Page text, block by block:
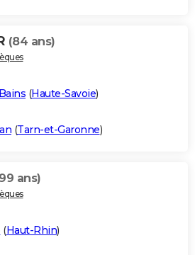
(84 ans)
(Haute-Savoie)
(Tarn-et-Garonne)
ans)
(Haut-Rhin)